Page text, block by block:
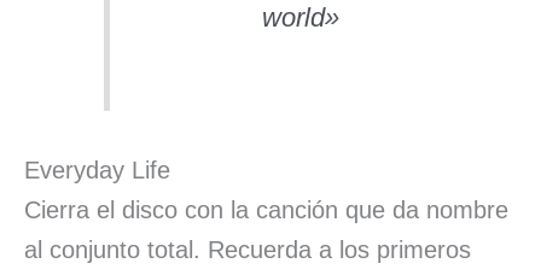
world»
Everyday Life
Cierra el disco con la canción que da nombre
al conjunto total. Recuerda a los primeros